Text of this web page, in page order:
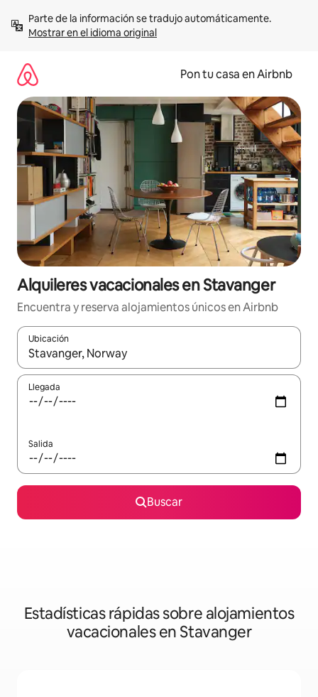
contenidoMostrar en el idioma original
Pon tu casa en Airbnb
Alquileres vacacionales en Stavanger
Encuentra y reserva alojamientos únicos en Airbnb
Ubicación
Cuando los resultados estén disponibles, navega con las
Llegada
Salida
Buscar
Estadísticas rápidas sobre alojamientos
vacacionales en Stavanger